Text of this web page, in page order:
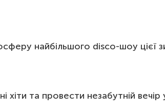
найбільшого disco-шоу цієї
хіти та провести незабутній вечір